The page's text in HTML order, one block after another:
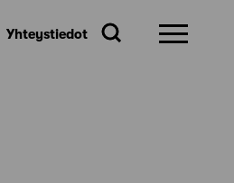
Yhteystiedot